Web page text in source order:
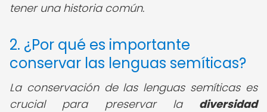
tener una historia común.
2. ¿Por qué es importante
conservar las lenguas semíticas?
La conservación de las lenguas semíticas es
crucial para preservar la diversidad